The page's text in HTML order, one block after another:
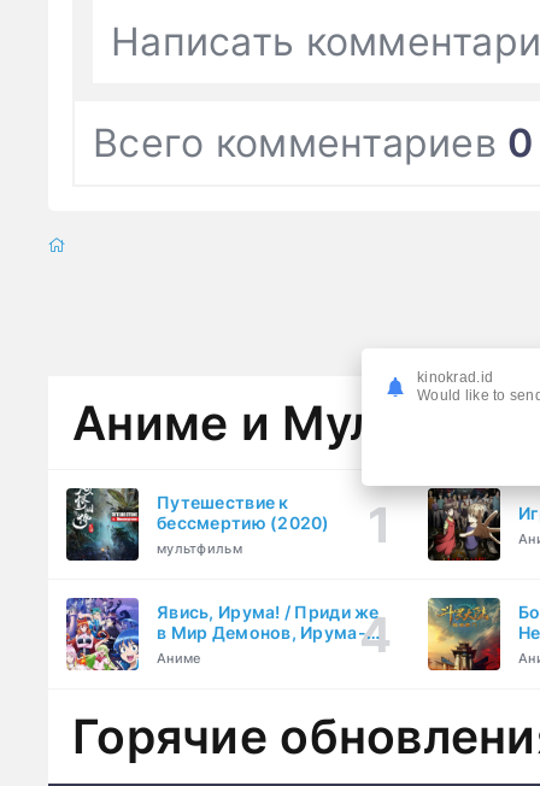
Написать
Всего комментариев 0
Аниме и
Путешествие к
бессмертию (2020)
мультфильм
Явись, Ирума! / Приди же
в Мир Демонов, Ирума-
кун! (2019)
Аниме
Горячие
kinokrad.id
Would like to